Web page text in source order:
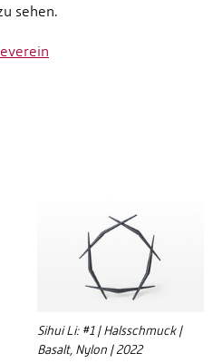
sehen.
Sihui Li: #1 | Halsschmuck |
Basalt, Nylon | 2022